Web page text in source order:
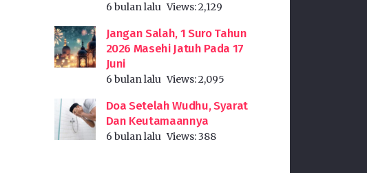
6 bulan lalu Views:2,129
Jangan Salah, 1 Suro Tahun
2026 Masehi Jatuh Pada 17
Juni
6 bulan lalu Views:2,095
Doa Setelah Wudhu, Syarat
Dan Keutamaannya
6 bulan lalu Views:388